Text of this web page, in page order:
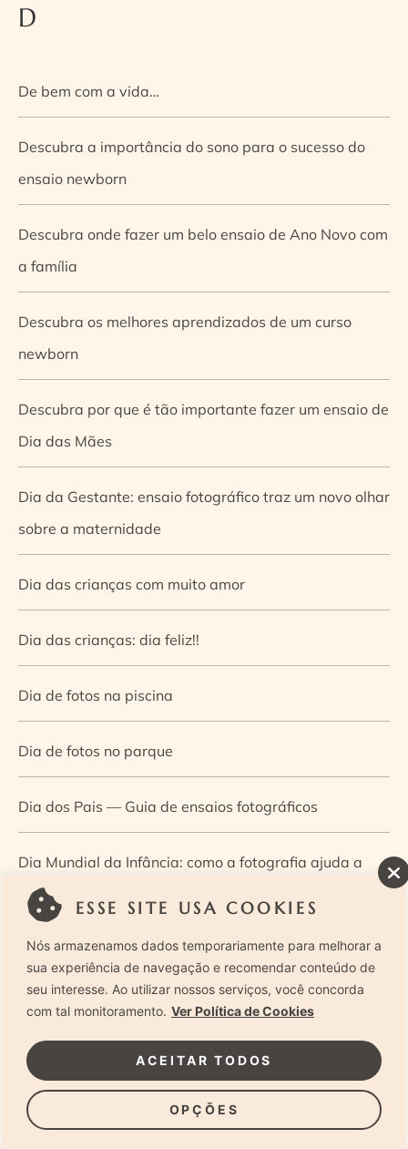
ESSE SITE USA COOKIES
Nós armazenamos dados temporariamente para melhorar a
sua experiência de navegação e recomendar conteúdo de
seu interesse. Ao utilizar nossos serviços, você concorda
com tal monitoramento. Ver Política de Cookies
OPÇÕES
ACEITAR TODOS
D
De bem com a vida…
Descubra a importância do sono para o sucesso do
ensaio newborn
Descubra onde fazer um belo ensaio de Ano Novo com
a família
Descubra os melhores aprendizados de um curso
newborn
Descubra por que é tão importante fazer um ensaio de
Dia das Mães
Dia da Gestante: ensaio fotográfico traz um novo olhar
sobre a maternidade
Dia das crianças com muito amor
Dia das crianças: dia feliz!!
Dia de fotos na piscina
Dia de fotos no parque
Dia dos Pais — Guia de ensaios fotográficos
Dia Mundial da Infância: como a fotografia ajuda a
construir a memória e a identidade da criança
Diário de uma grávida e sua pequena
Dica de especialista: como otimizar o fluxo de trabalho
no ensaio newborn?
Dica de especialista: qual o melhor guia de poses para
fotografia newborn?